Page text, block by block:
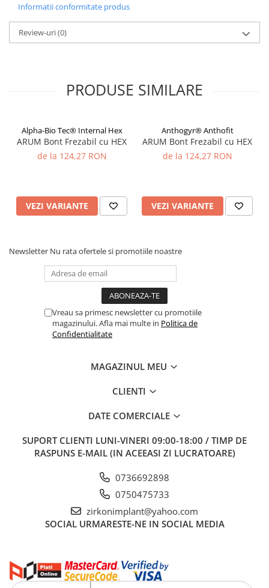
Accesorii
Castomate
Cuptoare Preincalzire
Generatoare Abur
Mese vibrante
Micromotoare
Paralelografe
Pensule
Soclatoare
Steamere
Protetica Implant ARUM
BONTURI PREMILL FREZABILE
Bonturi PREMILL cu HEX
Bonturi PREMILL fara HEX
Baze de titan CU HEX
UNELTE INSURUBARE
MANERE
Bai Ultrasunete
Informatii conformitate produs
Review-uri(0)
PRODUSE SIMILARE
Alpha-Bio Tec® Internal Hex
ARUM Bont Frezabil cu HEX
de la 124,27 RON
VEZI VARIANTE
Anthogyr® Anthofit
ARUM Bont Frezabil cu HEX
de la 124,27 RON
VEZI VARIANTE
Newsletter Nu rata ofertele si promotiile noastre
Vreau sa primesc newsletter cu promotiile
magazinului. Afla mai multe in Politica de
Confidentialitate
MAGAZINUL MEU
CLIENTI
DATE COMERCIALE
SUPORT CLIENTI LUNI-VINERI 09:00-18:00 / TIMP DE
RASPUNS E-MAIL (IN ACEEASI ZI LUCRATOARE)
0736692898
0750475733
zirkonimplant@yahoo.com
SOCIAL URMARESTE-NE IN SOCIAL MEDIA